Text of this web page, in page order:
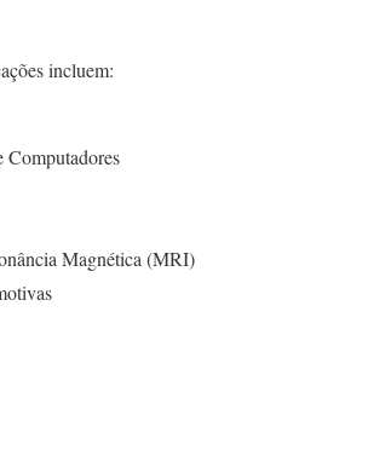
incluem:
Computadores
Magnética (MRI)